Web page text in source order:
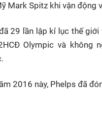
Mark Spitz khi vận động
29 lần lập kỉ lục thế
Olympic và
2016 này, Phelps đã